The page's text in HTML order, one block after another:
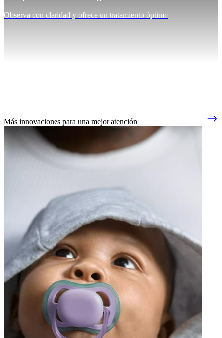
Observa con claridad y ofrece un tratamiento óptimo
Más innovaciones para una mejor atención